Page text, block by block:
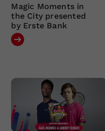
Magic Moments in
the City presented
by Erste Bank